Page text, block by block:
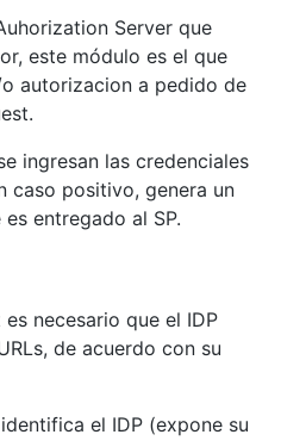
Server que
este módulo es el que
autorizacion a pedido de
ingresan las credenciales
caso positivo, genera un
entregado al SP.
necesario que el IDP
de acuerdo con su
el IDP (expone su